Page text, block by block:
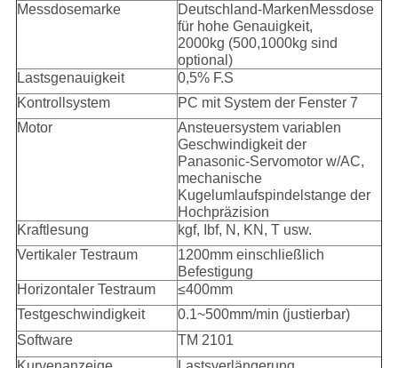
Messdosemarke
Deutschland-MarkenMessdose
für hohe Genauigkeit,
2000kg (500,1000kg sind
optional)
Lastsgenauigkeit
0,5% F.S
Kontrollsystem
PC mit System der Fenster 7
Motor
Ansteuersystem variablen
Geschwindigkeit der
Panasonic-Servomotor w/AC,
mechanische
Kugelumlaufspindelstange der
Hochpräzision
Kraftlesung
kgf, Ibf, N, KN, T usw.
Vertikaler Testraum
1200mm einschließlich
Befestigung
Horizontaler Testraum
≤400mm
Testgeschwindigkeit
0.1~500mm/min (justierbar)
Software
TM 2101